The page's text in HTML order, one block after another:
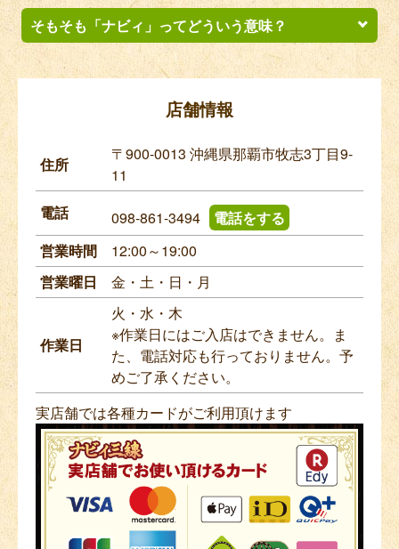
そもそも「ナビィ」ってどういう意味？
「ナビィ」とは店主妻の祖母（オバー）の名前です。
沖縄本島の北部から船で30分の伊江島に住んでいました。
「ナビィ」は「ナベ（鍋）」の沖縄方言での発音です。
その昔、沖縄の女性の名前には「食べ物に困らないように」との
思いから「ナベ」や「カマド」という名前が多く付けられまし
他にも「ツル」や「カメ」、さらに「ウシ」という名前まで。
当時としては珍しい名前ではなかったのだそうです。
店舗情報
住所
〒900-0013 沖縄県那覇市牧志3丁目9-
11
電話
098-861-3494
電話をする
営業時間
12:00～19:00
営業曜日
金・土・日・月
作業日
火・水・木
※作業日にはご入店はできません。ま
た、電話対応も行っておりません。予
めご了承ください。
実店舗では各種カードがご利用頂けます